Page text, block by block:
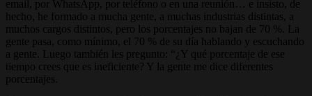
email, por WhatsApp, por teléfono o en una reunión… e insisto, de
hecho, he formado a mucha gente, a muchas industrias distintas, a
muchos cargos distintos, pero los porcentajes no bajan de 70 %. La
gente pasa, como mínimo, el 70 % de su día hablando y escuchando
a gente. Luego también les pregunto: “¿Y qué porcentaje de ese
tiempo crees que es ineficiente? Y la gente me dice diferentes
porcentajes.